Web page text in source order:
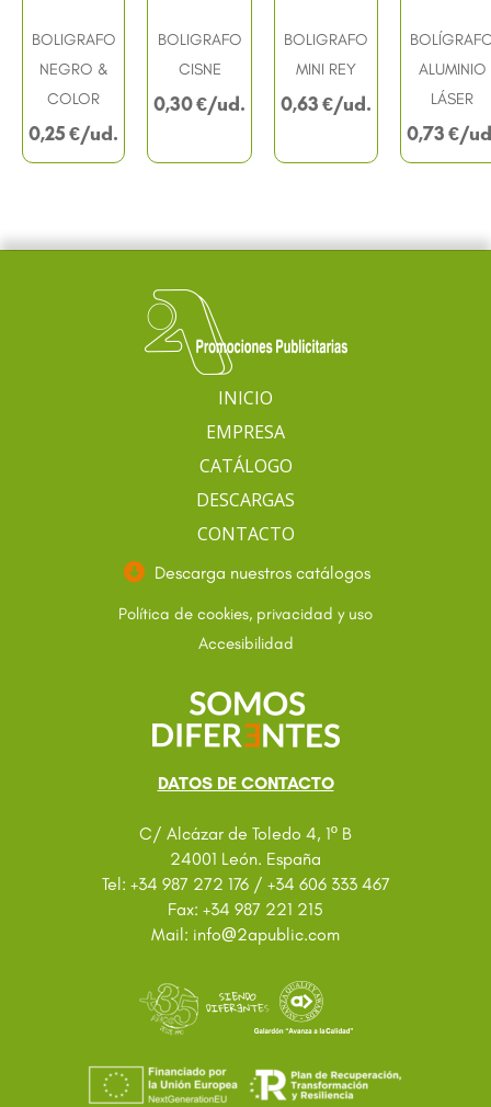
BOLIGRAFO
NEGRO &
COLOR
0,25€
BOLIGRAFO
CISNE
0,30€
BOLIGRAFO
MINI REY
0,63€
ALUMINIO
LÁSER
0,73€
INICIO
EMPRESA
CATÁLOGO
DESCARGAS
CONTACTO
Descarga nuestros catálogos
Política de cookies, privacidad y uso
Accesibilidad
DATOS DE CONTACTO
C/ Alcázar de Toledo 4, 1º B
24001 León. España
Tel: +34 987 272 176 / +34 606 333 467
Fax: +34 987 221 215
Mail: info@2apublic.com